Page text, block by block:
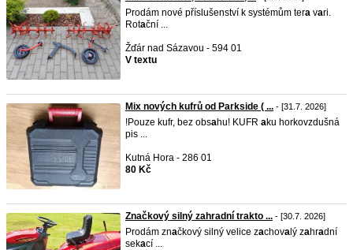
Prodám nové příslušenství k systémům tera vari.
Rotační ...
Žďár nad Sázavou - 594 01
V textu
Mix nových kufrů od Parkside ( ... - [31.7. 2026]
!Pouze kufr, bez obsahu! KUFR aku horkovzdušná
pis ...
Kutná Hora - 286 01
80 Kč
Značkový silný zahradní trakto ... - [30.7. 2026]
Prodám značkový silný velice zachova lý zahradní
sekací ...